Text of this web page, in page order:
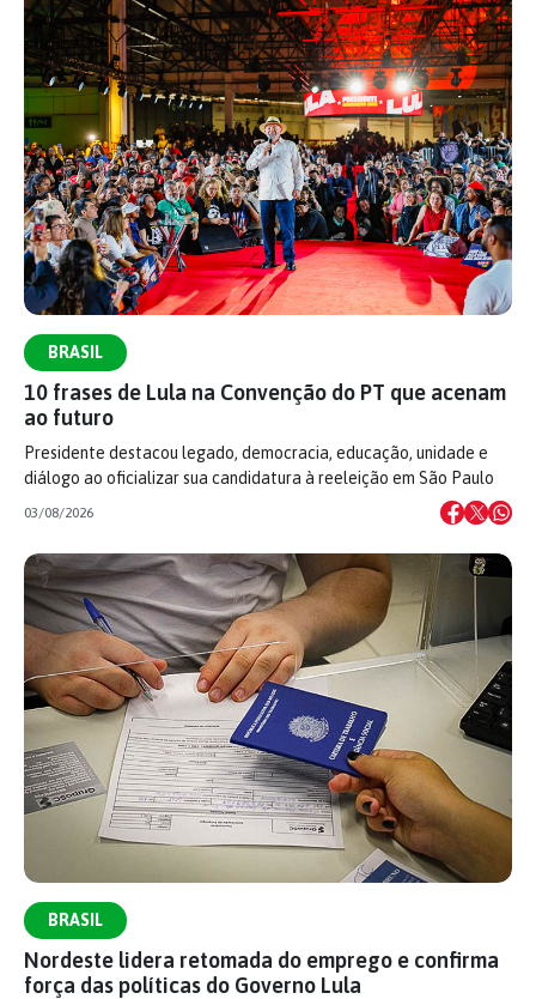
BRASIL
10 frases de Lula na Convenção do PT que acenam
ao futuro
Presidente destacou legado, democracia, educação, unidade e
diálogo ao oficializar sua candidatura à reeleição em São Paulo
03/08/2026
BRASIL
Nordeste lidera retomada do emprego e confirma
força das políticas do Governo Lula